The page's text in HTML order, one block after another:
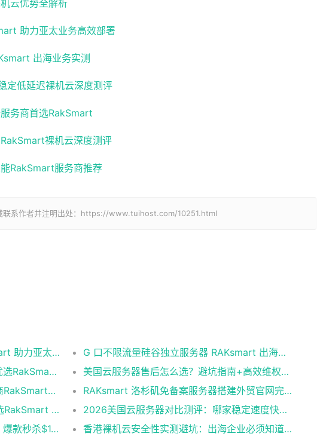
云优势全解析
助力亚太业务高效部署
出海业务实测
定低延迟裸机云深度测评
务商首选RakSmart
裸机云深度测评
RakSmart服务商推荐
联系作者并注明出处：https://www.tuihost.com/10251.html
台湾 idc 云服务器怎么选？RakSmart 助力亚太业务高效部署
G 口不限流量硅谷独立服务器 RAKsmart 出海业务实测
美国云服务器IP怎么选？SEO建站优选RakSmart洛杉矶CN2 GIA
美国云服务器售后怎么选？避坑指南+高效维权技巧
海外VPS免备案怎么选？老牌服务商RakSmart省心建站全攻略
RAKsmart 洛杉矶免备案服务器搭建外贸官网完整方案
新加坡云服务器推荐：出海建站首选RakSmart 稳定高防性价比拉满
2026美国云服务器对比测评：哪家稳定速度快？首选RakSmart
RakSmart 5月上云扶持季活动来袭 爆款秒杀$1.99起！新用户首单6.5折
香港裸机云安全性实测避坑：出海企业必须知道的底层真相